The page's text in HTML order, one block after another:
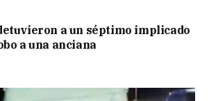
a un séptimo implicado
a una anciana